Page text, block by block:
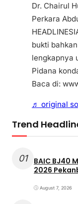
Dr. Chairul
Perkara
bukti
lengkapnya
Pidana
Baca di:
♬ original
Trend
01
BAIC BJ40
2026
August 7, 2026